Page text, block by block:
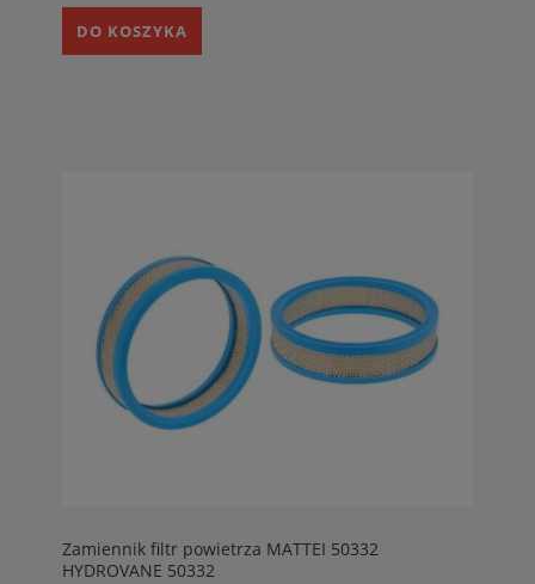
DO KOSZYKA
Zamiennik filtr powietrza MATTEI 50332
HYDROVANE 50332